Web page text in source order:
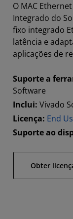
O MAC
Integrado do
fixo integrado
latência e
aplicações de
Suporte a
Software
Inclui: Vivado
Licença: End
Suporte ao
Obter